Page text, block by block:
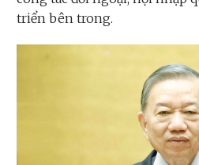
triển bên trong.